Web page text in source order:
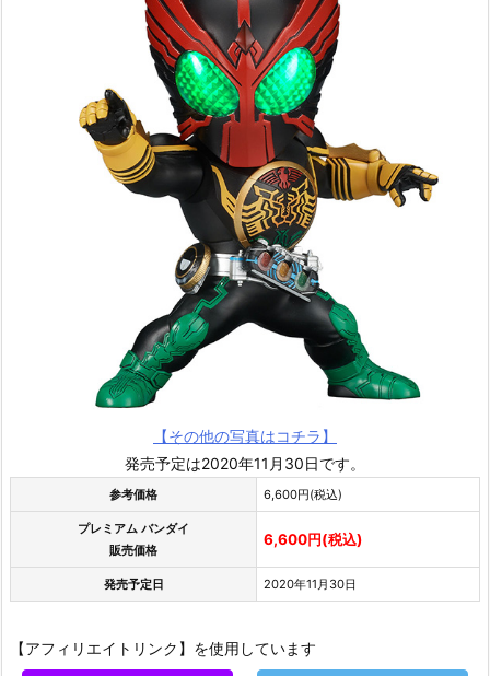
【その他の写真はコチラ】
発売予定は2020年11月30日です。
参考価格 6,600円(税込)
プレミアム バンダイ
販売価格
6,600円(税込)
発売予定日 2020年11月30日
【アフィリエイトリンク】を使用しています